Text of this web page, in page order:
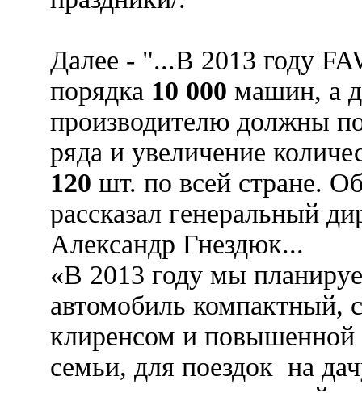
Далее - "...В 2013 году
порядка 10 000 машин, а
производителю должны
ряда и увеличение
120 шт. по всей стране.
рассказал генеральный
Александр Гнездюк...
«В 2013 году мы
автомобиль
клиренсом и
семьи, для поездок на